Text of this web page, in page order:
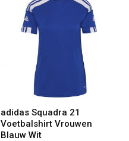
adidas Squadra 21
Voetbalshirt Vrouwen
Blauw Wit